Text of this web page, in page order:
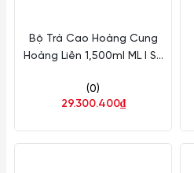
Bộ Trà Cao Hoàng Cung
Hoàng Liên 1,500ml ML I Sứ
(0)
29.300.400₫